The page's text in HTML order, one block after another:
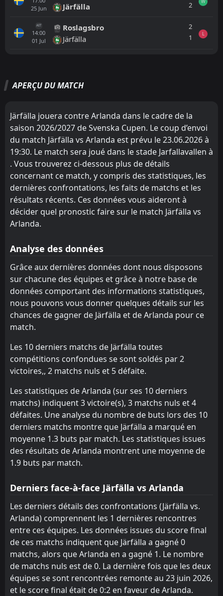
25 Jun Järfälla 2 W
AET
14:00
01 Jul
Roslagsbro
Järfälla
2
1
L
FT
11:00
25Jul
Arlanda
Haninge
6
1
W
FT
17:30
23Jun
Järfälla
Arlanda
2
FT
17:00
28Mar
Sollentuna
Arlanda
2
CANCELLED
12:00
Arlanda
1
L
FT
28Feb
Arlanda
Sollentuna
2
2
11:00
FT
12:00
15Feb
Assyriska FF
Arlanda
0
FT
11:00
08Feb
Karlberg
Arlanda
3
2
12:00
25 Jan
Vasalund
Arlanda
FT
17:00
Jun
Täby
Arlanda
2
FT
17:30
Enskede
APERÇU DU MATCH
Järfälla jouera contre Arlanda dans le cadre de la
saison 2026/2027 de Svenska Cupen. Le coup d’envoi
du match Järfälla vs Arlanda est prévu le 23.06.2026 à
19:30. Le match sera joué dans le stade Jarfallavallen à
. Vous trouverez ci-dessous plus de détails
concernant ce match, y compris des statistiques, les
dernières confrontations, les faits de matchs et les
résultats récents. Ces données vous aideront à
décider quel pronostic faire sur le match Järfälla vs
Arlanda.
Analyse des données
Grâce aux dernières données dont nous disposons
sur chacune des équipes et grâce à notre base de
données comportant des informations statistiques,
nous pouvons vous donner quelques détails sur les
chances de gagner de Järfälla et de Arlanda pour ce
match.
Les 10 derniers matchs de Järfälla toutes
compétitions confondues se sont soldés par 2
victoires,, 2 matchs nuls et 5 défaite.
Les statistiques de Arlanda (sur ses 10 derniers
matchs) indiquent 3 victoire(s), 3 matchs nuls et 4
défaites. Une analyse du nombre de buts lors des 10
derniers matchs montre que Järfälla a marqué en
moyenne 1.3 buts par match. Les statistiques issues
des résultats de Arlanda montrent une moyenne de
1.9 buts par match.
Derniers face-à-face Järfälla vs Arlanda
Les derniers détails des confrontations (Järfälla vs.
Arlanda) comprennent les 1 dernières rencontres
entre ces équipes. Les données issues du score final
de ces matchs indiquent que Järfälla a gagné 0
matchs, alors que Arlanda en a gagné 1. Le nombre
de matchs nuls est de 0. La dernière fois que les deux
équipes se sont rencontrées remonte au 23 juin 2026,
et le score final était de 0:2 en faveur de Arlanda.